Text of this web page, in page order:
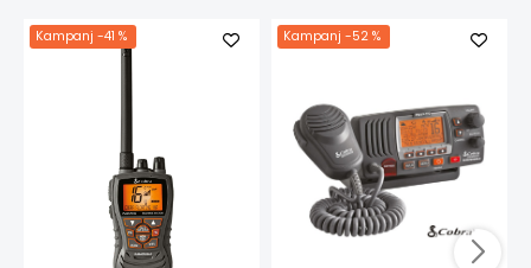
Kampanj -41 % Kampanj -52 %